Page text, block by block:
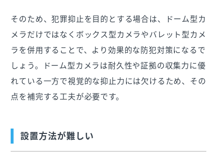
そのため、犯罪抑止を目的とする場合は、ドーム型カ
メラだけではなくボックス型カメラやバレット型カメ
ラを併用することで、より効果的な防犯対策になるで
しょう。ドーム型カメラは耐久性や証拠の収集力に優
れている一方で視覚的な抑止力には欠けるため、その
点を補完する工夫が必要です。
設置方法が難しい